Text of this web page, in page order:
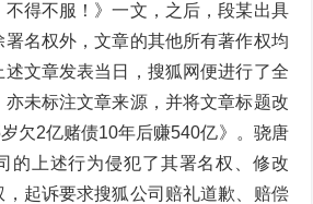
不得不服！》一文，之后，段某出具
署名权外，文章的其他所有著作权均
文章发表当日，搜狐网便进行了全
未标注文章来源，并将文章标题改
岁欠2亿赌债10年后赚540亿》。骁唐
的上述行为侵犯了其署名权、修改
起诉要求搜狐公司赔礼道歉、赔偿